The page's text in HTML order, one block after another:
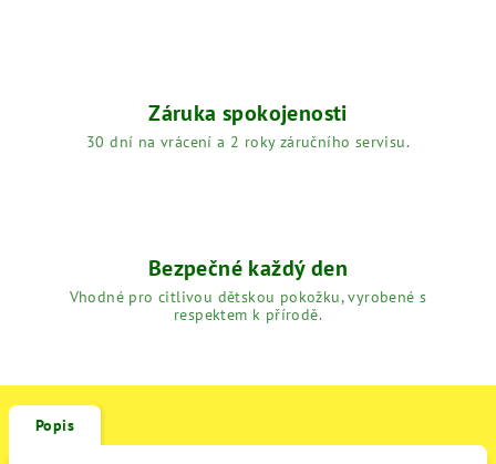
Záruka spokojenosti
30 dní na vrácení a 2 roky záručního servisu.
Bezpečné každý den
Vhodné pro citlivou dětskou pokožku, vyrobené s
respektem k přírodě.
Popis